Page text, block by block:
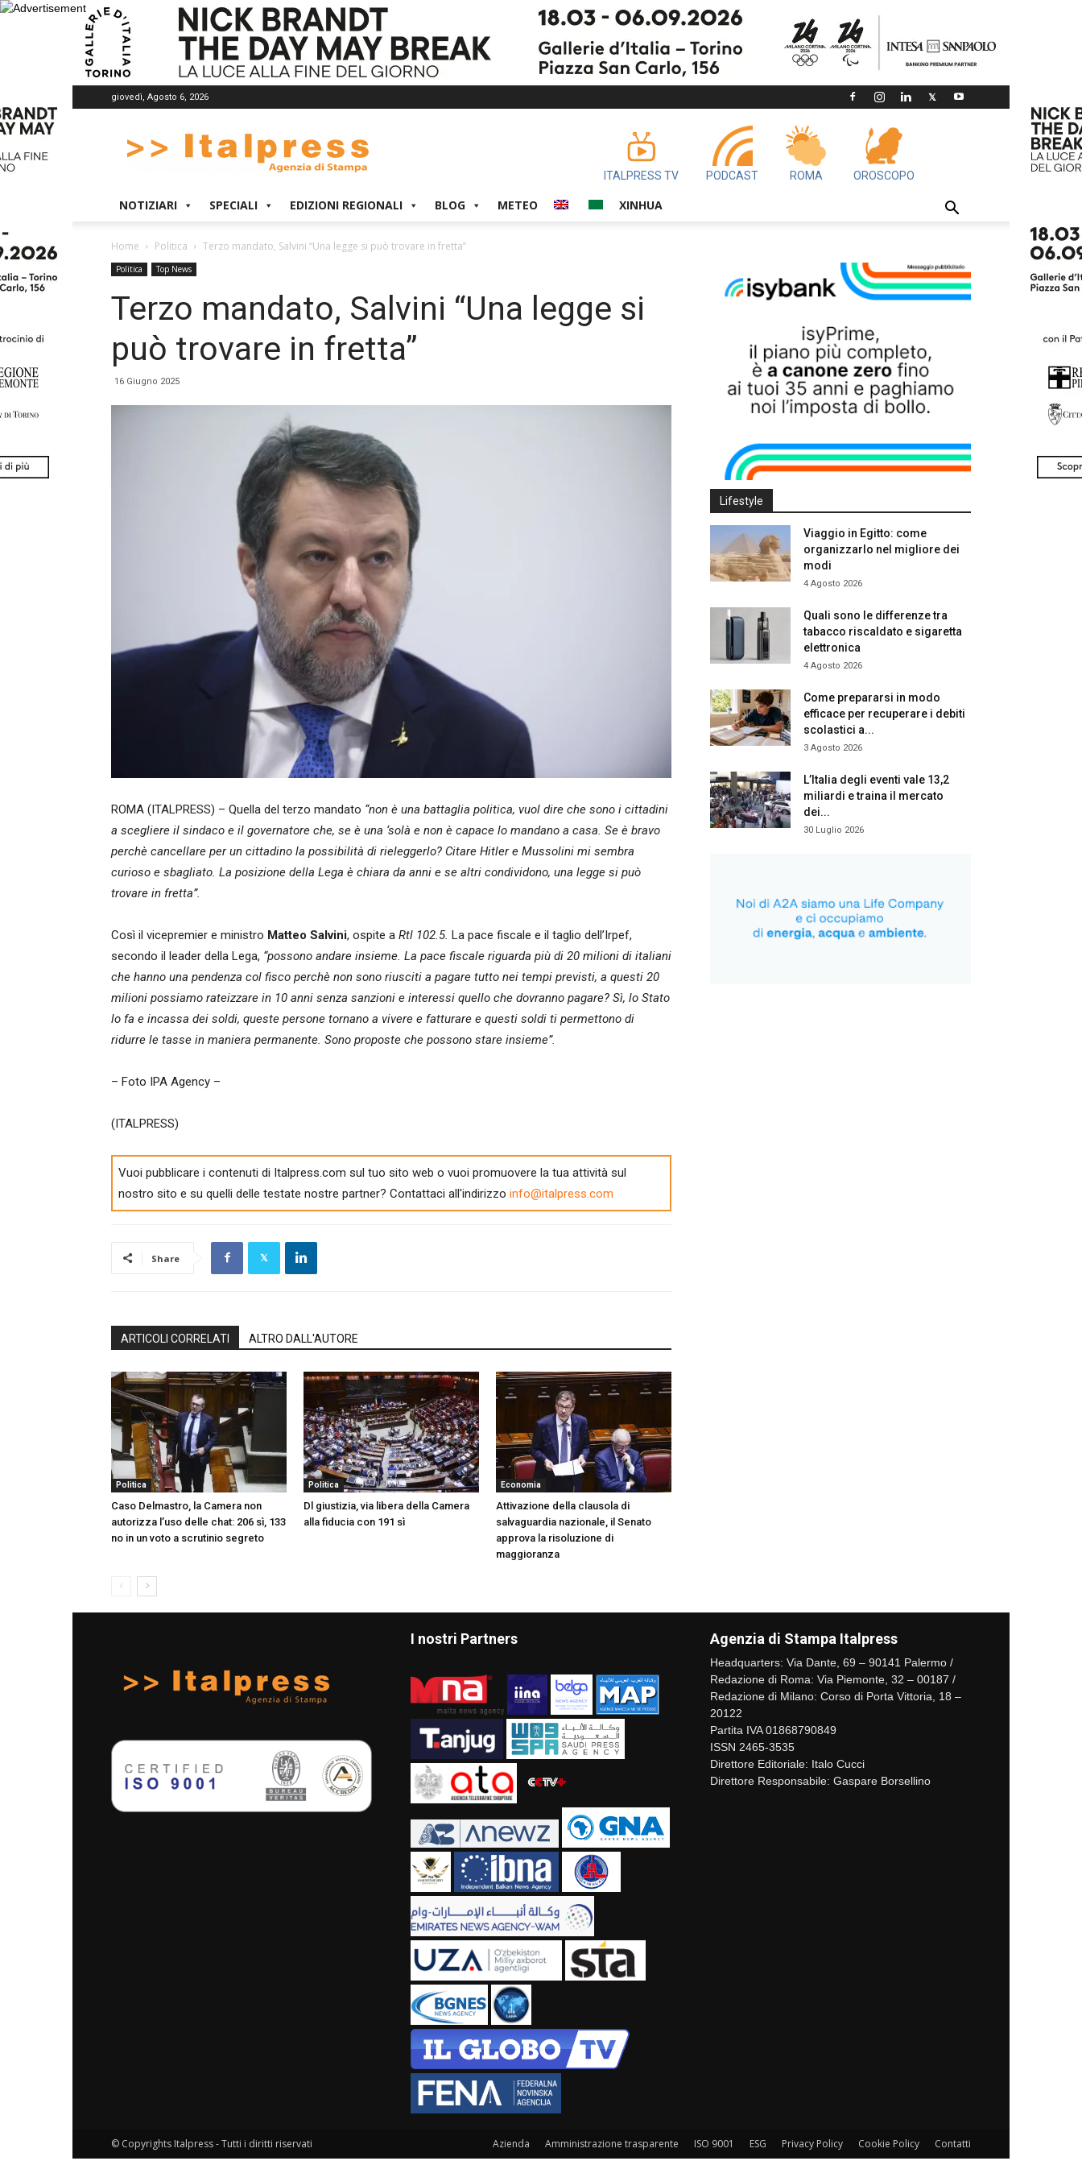
giovedì, Agosto 6, 2026
ITALPRESS TV PODCAST ROMA OROSCOPO
NOTIZIARI SPECIALI EDIZIONI REGIONALI BLOG METEO XINHUA
Home Politica Terzo mandato, Salvini “Una legge si può trovare in fretta”
Politica Top News
Terzo mandato, Salvini “Una legge si
può trovare in fretta”
16 Giugno 2025
ROMA (ITALPRESS) – Quella del terzo mandato “non è una battaglia politica, vuol dire che sono i cittadini
a scegliere il sindaco e il governatore che, se è una ‘solà e non è capace lo mandano a casa. Se è bravo
perchè cancellare per un cittadino la possibilità di rieleggerlo? Citare Hitler e Mussolini mi sembra
curioso e sbagliato. La posizione della Lega è chiara da anni e se altri condividono, una legge si può
trovare in fretta”.
Così il vicepremier e ministro Matteo Salvini, ospite a Rtl 102.5. La pace fiscale e il taglio dell’Irpef,
secondo il leader della Lega, “possono andare insieme. La pace fiscale riguarda più di 20 milioni di italiani
che hanno una pendenza col fisco perchè non sono riusciti a pagare tutto nei tempi previsti, a questi 20
milioni possiamo rateizzare in 10 anni senza sanzioni e interessi quello che dovranno pagare? Sì, lo Stato
lo fa e incassa dei soldi, queste persone tornano a vivere e fatturare e questi soldi ti permettono di
ridurre le tasse in maniera permanente. Sono proposte che possono stare insieme”.
– Foto IPA Agency –
(ITALPRESS)
Vuoi pubblicare i contenuti di Italpress.com sul tuo sito web o vuoi promuovere la tua attività sul
nostro sito e su quelli delle testate nostre partner? Contattaci all'indirizzo info@italpress.com
Share
ARTICOLI CORRELATI ALTRO DALL'AUTORE
Politica
Caso Delmastro, la Camera non
autorizza l’uso delle chat: 206 sì, 133
no in un voto a scrutinio segreto
Politica
Dl giustizia, via libera della Camera
alla fiducia con 191 sì
Economia
Attivazione della clausola di
salvaguardia nazionale, il Senato
approva la risoluzione di
maggioranza
Lifestyle
Viaggio in Egitto: come
organizzarlo nel migliore dei
modi
4 Agosto 2026
Quali sono le differenze tra
tabacco riscaldato e sigaretta
elettronica
4 Agosto 2026
Come prepararsi in modo
efficace per recuperare i debiti
scolastici a...
3 Agosto 2026
L’Italia degli eventi vale 13,2
miliardi e traina il mercato
dei...
30 Luglio 2026
I nostri Partners Agenzia di Stampa Italpress
Headquarters: Via Dante, 69 – 90141 Palermo /
Redazione di Roma: Via Piemonte, 32 – 00187 /
Redazione di Milano: Corso di Porta Vittoria, 18 –
20122
Partita IVA 01868790849
ISSN 2465-3535
Direttore Editoriale: Italo Cucci
Direttore Responsabile: Gaspare Borsellino
Azienda Amministrazione trasparente ISO 9001 ESG Privacy Policy Cookie Policy Contatti
© Copyrights Italpress - Tutti i diritti riservati